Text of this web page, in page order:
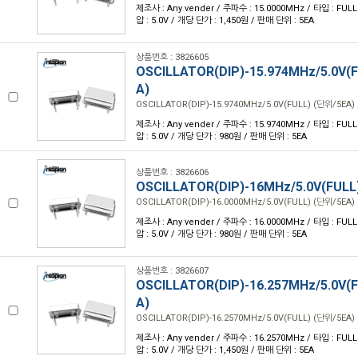
제조사 : Any vender / 주파수 : 15.0000MHz / 타입 :
압 : 5.0V / 개당 단가 : 1,450원 / 판매 단위 : 5EA
상품번호 : 3826605
OSCILLATOR(DIP)-15.974MHz/
A)
OSCILLATOR(DIP)-15.9740MHz/5.0V(FULL) (단위/5EA)
제조사 : Any vender / 주파수 : 15.9740MHz / 타입 :
압 : 5.0V / 개당 단가 : 980원 / 판매 단위 : 5EA
상품번호 : 3826606
OSCILLATOR(DIP)-16MHz/
OSCILLATOR(DIP)-16.0000MHz/5.0V(FULL) (단위/5EA)
제조사 : Any vender / 주파수 : 16.0000MHz / 타입 :
압 : 5.0V / 개당 단가 : 980원 / 판매 단위 : 5EA
상품번호 : 3826607
OSCILLATOR(DIP)-16.257MHz/
A)
OSCILLATOR(DIP)-16.2570MHz/5.0V(FULL) (단위/5EA)
제조사 : Any vender / 주파수 : 16.2570MHz / 타입 :
압 : 5.0V / 개당 단가 : 1,450원 / 판매 단위 : 5EA